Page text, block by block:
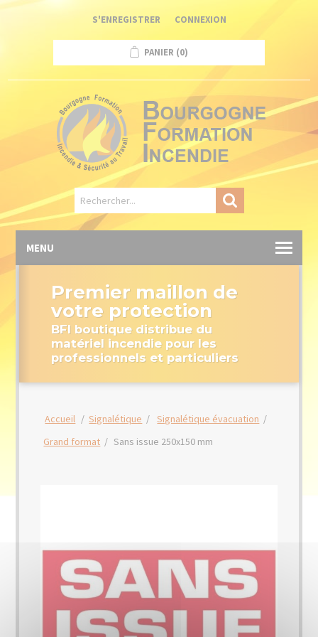
S'ENREGISTRER CONNEXION
PANIER (0)
MENU
Premier maillon de
votre protection
BFI boutique distribue du
matériel incendie pour les
professionnels et particuliers
Accueil / Signalétique / Signalétique évacuation /
Grand format / Sans issue 250x150 mm
Panneau de gestion des cookies